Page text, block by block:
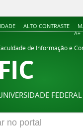
ALTO CONTRASTE
A+
de Informação e
FIC